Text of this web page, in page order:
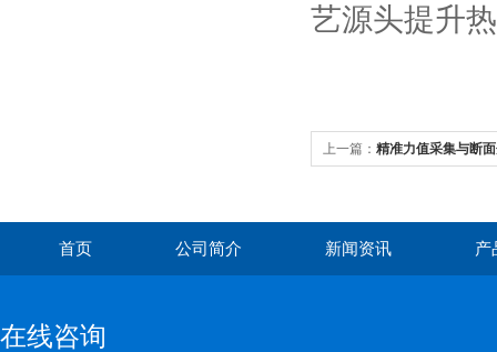
艺源头提升
上一篇： 精准力值采集与断
首页 公司简介 新闻资讯 产
在线咨询